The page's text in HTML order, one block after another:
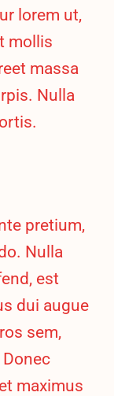
lorem ut,
mollis
massa
Nulla
pretium,
Nulla
est
dui augue
sem,
maximus